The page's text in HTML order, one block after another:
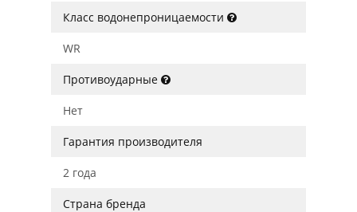
Класс водонепроницаемости
WR
Противоударные
Нет
Гарантия производителя
2 года
Страна бренда